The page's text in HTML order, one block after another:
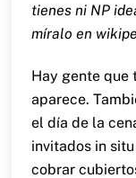
tienes ni NP
míralo en
Hay gente que
aparece.
el día de la
invitados in
cobrar